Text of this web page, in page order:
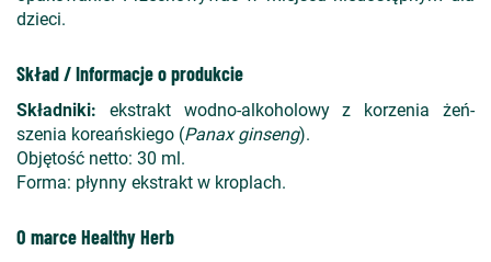
dzieci.
Skład / Informacje o produkcie
Składniki: ekstrakt wodno-alkoholowy z korzenia żeń-
szenia koreańskiego (Panax ginseng).
Objętość netto: 30 ml.
Forma: płynny ekstrakt w kroplach.
O marce Healthy Herb